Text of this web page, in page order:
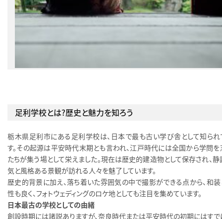
足利学校とは？歴史と魅力を知ろう
栃木県足利市にある足利学校は、日本で最も古い学び舎として知られ
す。その起源は平安時代末期とも言われ、江戸時代には全国から学問
たちが集う場として栄えました。現在は歴史的建造物として保存され、
気と風格ある景観が訪れる人々を魅了しています。
歴史的背景に加え、落ち着いた雰囲気の中で撮影ができる点から、和
性も良く、フォトウェディングのロケ地としても注目を集めています。
日本最古の学校としての由緒
創設時期には諸説ありますが、奈良時代または平安時代の初期にはす